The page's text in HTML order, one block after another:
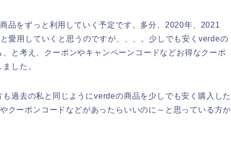
品をずっと利用していく予定です。多分、2020年、2021
愛用していくと思うのですが、、、。少しでも安くverdeの
と考え、クーポンやキャンペーンコードなどお得なクーポ
した。
過去の私と同じようにverdeの商品を少しでも安く購入した
クーポンコードなどがあったらいいのに～と思っている方か